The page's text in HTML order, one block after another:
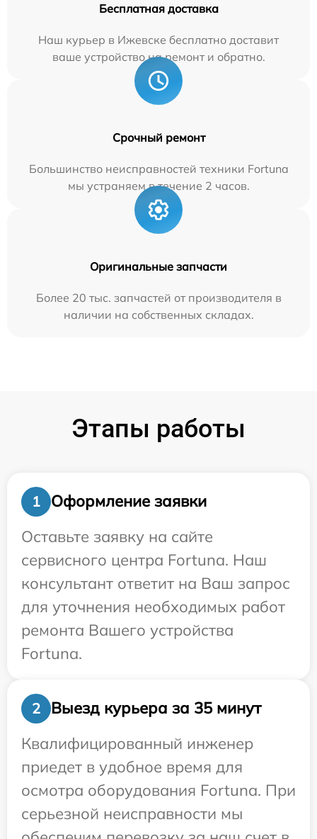
Бесплатная доставка
Наш курьер в Ижевске бесплатно доставит
ваше устройство на ремонт и обратно.
Срочный ремонт
Большинство неисправностей техники Fortuna
мы устраняем в течение 2 часов.
Оригинальные запчасти
Более 20 тыс. запчастей от производителя в
наличии на собственных складах.
Этапы работы
1
Оформление заявки
Оставьте заявку на сайте
сервисного центра Fortuna. Наш
консультант ответит на Ваш запрос
для уточнения необходимых работ
ремонта Вашего устройства
Fortuna.
2
Выезд курьера за 35 минут
Квалифицированный инженер
приедет в удобное время для
осмотра оборудования Fortuna. При
серьезной неисправности мы